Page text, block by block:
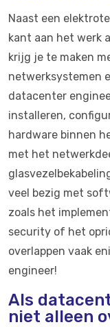
Naast een
kant aan het werk
krijg je te maken
netwerksystemen
datacenter
installeren,
hardware binnen
met het
veel bezig met
zoals het
security of het
overlappen vaak
engineer!
Als
niet alleen